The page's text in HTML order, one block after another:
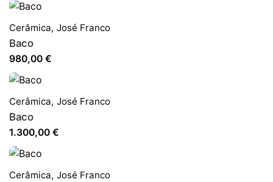
Cerâmica, José Franco
Baco
980,00 €
Cerâmica, José Franco
Baco
1.300,00 €
Cerâmica, José Franco